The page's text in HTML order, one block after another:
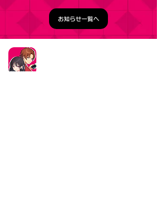
お知らせ一覧へ